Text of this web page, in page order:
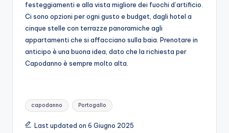
festeggiamenti e alla vista migliore dei fuochi d’artificio.
Ci sono opzioni per ogni gusto e budget, dagli hotel a
cinque stelle con terrazze panoramiche agli
appartamenti che si affacciano sulla baia. Prenotare in
anticipo è una buona idea, dato che la richiesta per
Capodanno è sempre molto alta.
Tags:
capodanno Portogallo
Last updated on 6 Giugno 2025